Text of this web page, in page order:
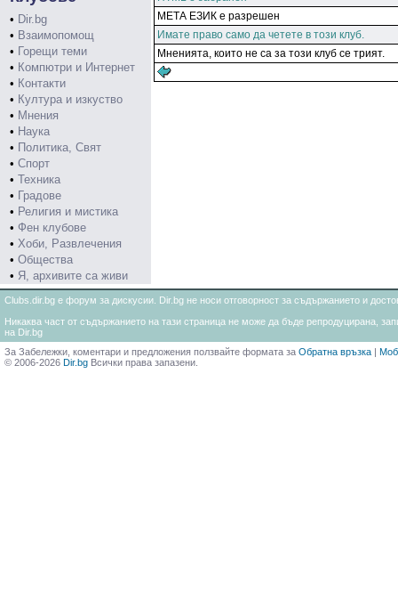
• Dir.bg
• Взаимопомощ
• Горещи теми
• Компютри и Интернет
• Контакти
• Култура и изкуство
• Мнения
• Наука
• Политика, Свят
• Спорт
• Техника
• Градове
• Религия и мистика
• Фен клубове
• Хоби, Развлечения
• Общества
• Я, архивите са живи
МЕТА ЕЗИК е разрешен
Имате право само да четете в този клуб.
Мненията, които не са за този клуб се трият.
Clubs.dir.bg е форум за дискусии. Dir.bg не носи отговорност за съдържанието и
Никаква част от съдържанието на тази страница не може да бъде репродуцирана,
на Dir.bg
За Забележки, коментари и предложения ползвайте формата за Обратна връзка |
© 2006-2026 Dir.bg Всички права запазени.